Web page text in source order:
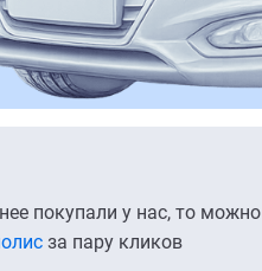
покупали у нас, то можно
за пару кликов